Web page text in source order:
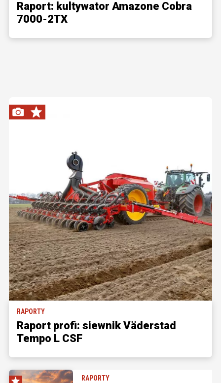
Raport: kultywator Amazone Cobra
7000-2TX
RAPORTY
Raport profi: siewnik Väderstad
Tempo L CSF
RAPORTY